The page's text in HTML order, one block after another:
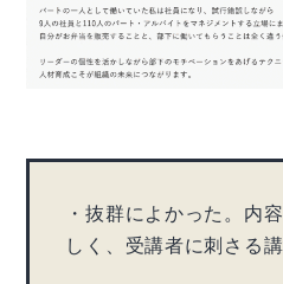
・抜群によかった。内
しく、受講者に刺さる講